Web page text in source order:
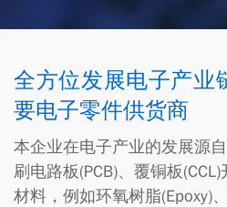
全方位发展电子产业
要电子零件供货商
本企业在电子产业的发展源
刷电路板(PCB)、覆铜板
材料，例如环氧树脂(Epoxy)